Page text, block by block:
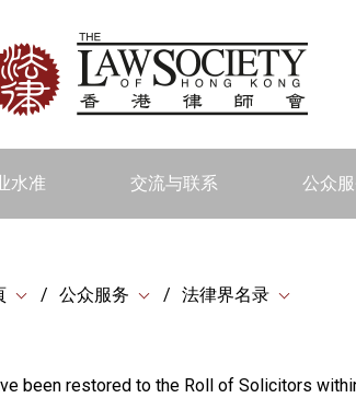
水准 交流与联系 公众
公众服务 法律界名录
been restored to the Roll of Solicitors